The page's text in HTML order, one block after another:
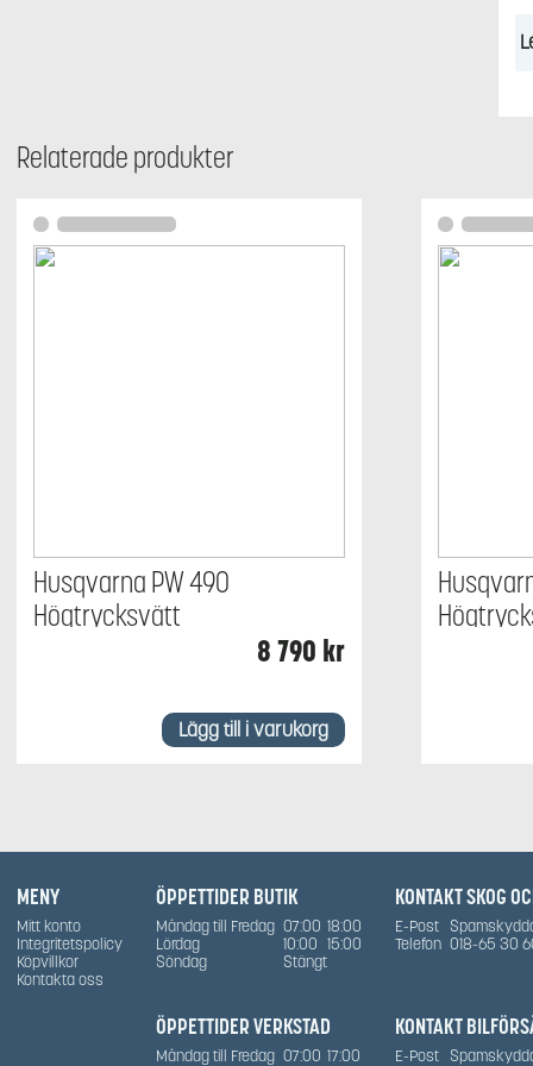
Relaterade produkter
Husqvarna PW 490
Högtrycksvätt
8 790 kr
Lägg till i varukorg
MENY
Mitt konto
Integritetspolicy
Köpvillkor
Kontakta oss
ÖPPETTIDER BUTIK
Måndag till Fredag 07:00 18:00
Lördag
10:00 15:00
Söndag
Stängt
ÖPPETTIDER VERKSTAD
Måndag till Fredag 07:00 17:00
KONTAKT SKOG
E-Post
Telefon 018-65 30
KONTAKT
E-Post